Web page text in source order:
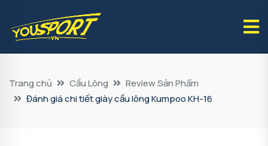
Trang chủ Cầu Lông
Review Sản Phẩm
Đánh giá chi tiết giày cầu lông Kumpoo KH-16